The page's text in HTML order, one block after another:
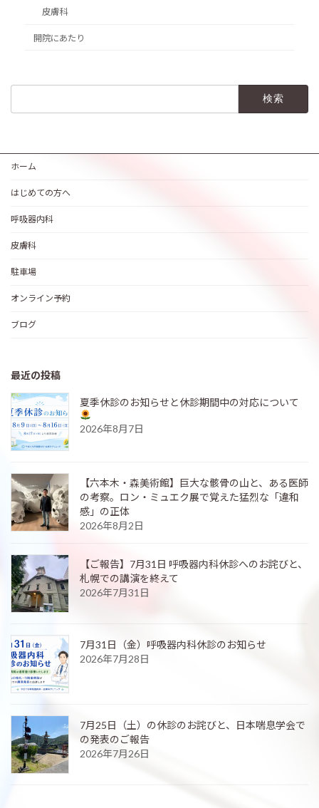
皮膚科
開院にあたり
ホーム
はじめての方へ
呼吸器内科
皮膚科
駐車場
オンライン予約
ブログ
最近の投稿
夏季休診のお知らせと休診期間中の対応について
2026年8月7日
【六本木・森美術館】巨大な骸骨の山と、ある医師
の考察。ロン・ミュエク展で覚えた猛烈な「違和
感」の正体
2026年8月2日
【ご報告】7月31日 呼吸器内科休診へのお詫びと、
札幌での講演を終えて
2026年7月31日
7月31日（金）呼吸器内科休診のお知らせ
2026年7月28日
7月25日（土）の休診のお詫びと、日本喘息学会で
の発表のご報告
2026年7月26日